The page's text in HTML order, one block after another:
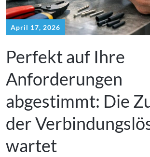
April 17, 2026
Perfekt auf Ihre
Anforderungen
abgestimmt: Die
der
wartet